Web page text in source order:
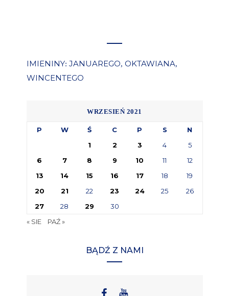
IMIENINY: JANUAREGO, OKTAWIANA,
WINCENTEGO
WRZESIEŃ 2021
P W Ś C P S
N
1
2 3 4
5
6
7 8 9 10 11
12
13
14 15 16 17 18
19
20
21 22 23 24 25
26
27
28 29
30
« SIE
PAŹ »
BĄDŹ Z NAMI